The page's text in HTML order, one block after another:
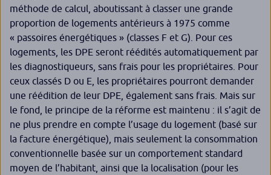
méthode de calcul, aboutissant à classer une grande
proportion de logements antérieurs à 1975 comme
« passoires énergétiques » (classes F et G). Pour ces
logements, les DPE seront réédités automatiquement par
les diagnostiqueurs, sans frais pour les propriétaires. Pour
ceux classés D ou E, les propriétaires pourront demander
une réédition de leur DPE, également sans frais. Mais sur
le fond, le principe de la réforme est maintenu : il s’agit de
ne plus prendre en compte l’usage du logement (basé sur
la facture énergétique), mais seulement la consommation
conventionnelle basée sur un comportement standard
moyen de l’habitant, ainsi que la localisation (pour les